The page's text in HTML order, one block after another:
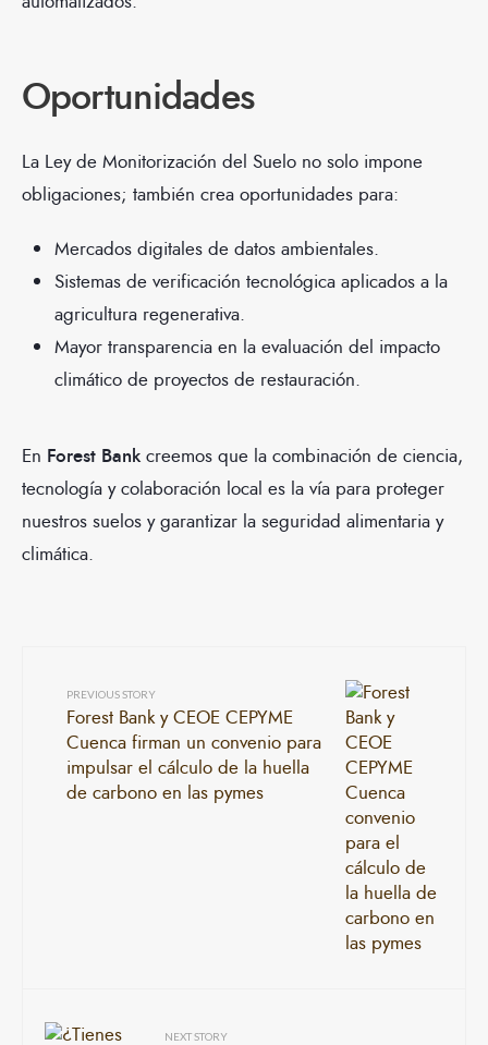
Oportunidades
La Ley de Monitorización del Suelo no solo impone
obligaciones; también crea oportunidades para:
Mercados digitales de datos ambientales.
Sistemas de verificación tecnológica aplicados a la
agricultura regenerativa.
Mayor transparencia en la evaluación del impacto
climático de proyectos de restauración.
En Forest Bank creemos que la combinación de ciencia,
tecnología y colaboración local es la vía para proteger
nuestros suelos y garantizar la seguridad alimentaria y
climática.
PREVIOUS STORY
Forest Bank y CEOE CEPYME
Cuenca firman un convenio para
impulsar el cálculo de la huella
de carbono en las pymes
NEXT STORY